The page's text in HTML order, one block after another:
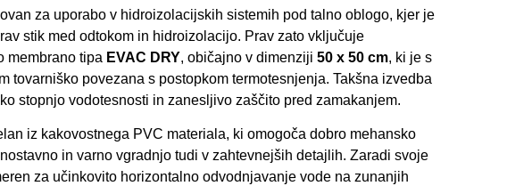
za uporabo v hidroizolacijskih sistemih pod talno oblogo, kjer je
stik med odtokom in hidroizolacijo. Prav zato vključuje
membrano tipa EVAC DRY, običajno v dimenziji 50 x 50 cm, ki je s
tovarniško povezana s postopkom termotesnjenja. Takšna izvedba
stopnjo vodotesnosti in zanesljivo zaščito pred zamakanjem.
iz kakovostnega PVC materiala, ki omogoča dobro mehansko
in varno vgradnjo tudi v zahtevnejših detajlih. Zaradi svoje
za učinkovito horizontalno odvodnjavanje vode na zunanjih